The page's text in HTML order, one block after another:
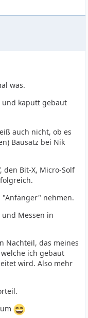
was.
und kaputt gebaut
auch nicht, ob es
Bausatz bei Nik
den Bit-X, Micro-Solf
nehmen.
und Messen in
Nachteil, das meines
ich gebaut
wird. Also mehr